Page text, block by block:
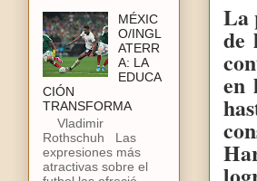
La
de
en
MÉXIC
O/INGL
ATERR
A: LA
EDUCA
CIÓN
TRANSFORMA
Vladimir
Rothschuh Las
expresiones más
atractivas sobre el